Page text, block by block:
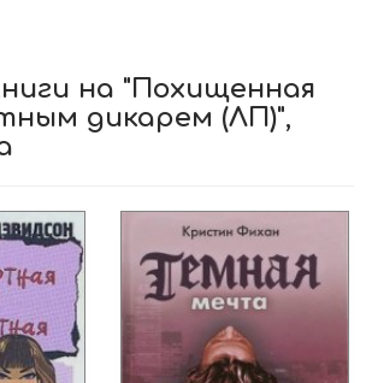
на "Похищенная
дикарем (ЛП)",